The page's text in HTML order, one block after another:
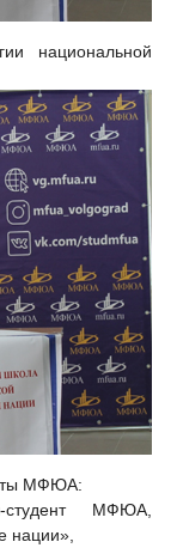
национальной
МФЮА:
студент МФЮА,
нации»,